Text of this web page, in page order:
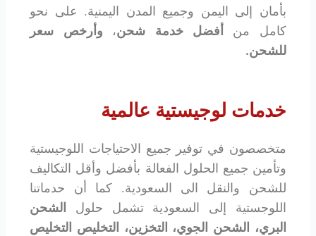
بأمان إلى اليمن وجميع المدن اليمنية. على نحو
كامل منأفضل خدمة شحن، وأرخص سعر
للشحن.
خدمات لوجيستية عالمية
متخصصون في توفير جميع الاحتياجات اللوجيستية
وتأمين جميع الحلول الفعالة بأفضل وأقل التكاليف
للشحن والنقل الى السعودية. كما أن حدماتنا
اللوجستية إلى السعودية تشمل حلول
الشحن
البري، الشحن الجوي، التخزين، التخليص
التخليص